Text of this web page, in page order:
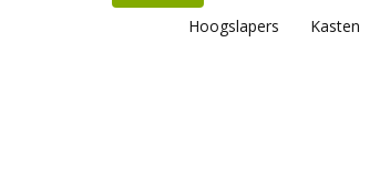
Hoogslapers
Kasten